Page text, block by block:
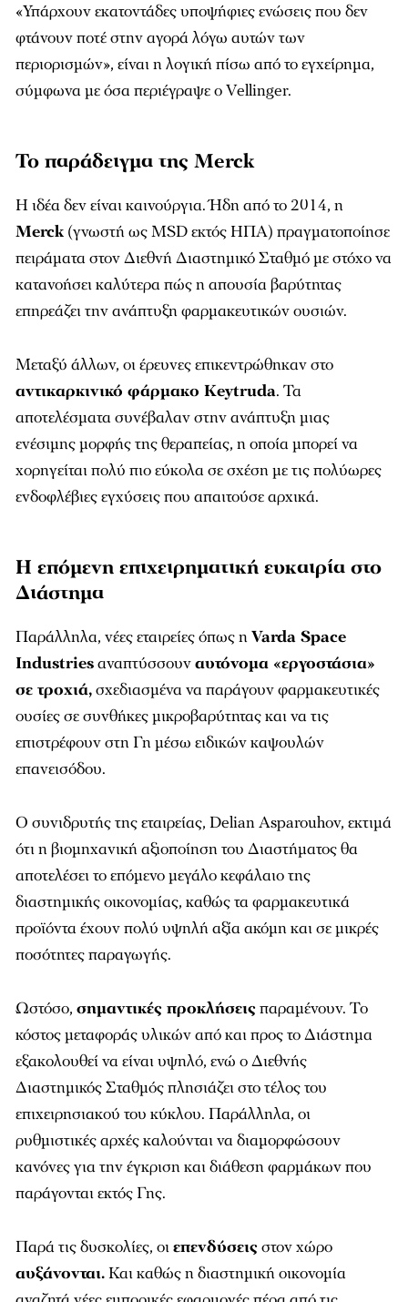
«Υπάρχουν εκατοντάδες υποψήφιες ενώσεις που δεν
φτάνουν ποτέ στην αγορά λόγω αυτών των
περιορισμών», είναι η λογική πίσω από το εγχείρημα,
σύμφωνα με όσα περιέγραψε ο Vellinger.
Το παράδειγμα της Merck
Η ιδέα δεν είναι καινούργια. Ήδη από το 2014, η
Merck (γνωστή ως MSD εκτός ΗΠΑ) πραγματοποίησε
πειράματα στον Διεθνή Διαστημικό Σταθμό με στόχο να
κατανοήσει καλύτερα πώς η απουσία βαρύτητας
επηρεάζει την ανάπτυξη φαρμακευτικών ουσιών.
Μεταξύ άλλων, οι έρευνες επικεντρώθηκαν στο
αντικαρκινικό φάρμακο Keytruda. Τα
αποτελέσματα συνέβαλαν στην ανάπτυξη μιας
ενέσιμης μορφής της θεραπείας, η οποία μπορεί να
χορηγείται πολύ πιο εύκολα σε σχέση με τις πολύωρες
ενδοφλέβιες εγχύσεις που απαιτούσε αρχικά.
Η επόμενη επιχειρηματική ευκαιρία στο
Διάστημα
Παράλληλα, νέες εταιρείες όπως ηVarda Space
Industriesαναπτύσσουναυτόνομα «εργοστάσια»
σε τροχιά,σχεδιασμένα να παράγουν φαρμακευτικές
ουσίες σε συνθήκες μικροβαρύτητας και να τις
επιστρέφουν στη Γη μέσω ειδικών καψουλών
επανεισόδου.
Ο συνιδρυτής της εταιρείας, Delian Asparouhov, εκτιμά
ότι η βιομηχανική αξιοποίηση του Διαστήματος θα
αποτελέσει το επόμενο μεγάλο κεφάλαιο της
διαστημικής οικονομίας, καθώς τα φαρμακευτικά
προϊόντα έχουν πολύ υψηλή αξία ακόμη και σε μικρές
ποσότητες παραγωγής.
Ωστόσο, σημαντικές προκλήσειςπαραμένουν. Το
κόστος μεταφοράς υλικών από και προς το Διάστημα
εξακολουθεί να είναι υψηλό, ενώ ο Διεθνής
Διαστημικός Σταθμός πλησιάζει στο τέλος του
επιχειρησιακού του κύκλου. Παράλληλα, οι
ρυθμιστικές αρχές καλούνται να διαμορφώσουν
κανόνες για την έγκριση και διάθεση φαρμάκων που
παράγονται εκτός Γης.
Παρά τις δυσκολίες, οιεπενδύσειςστον χώρο
αυξάνονται.Και καθώς η διαστημική οικονομία